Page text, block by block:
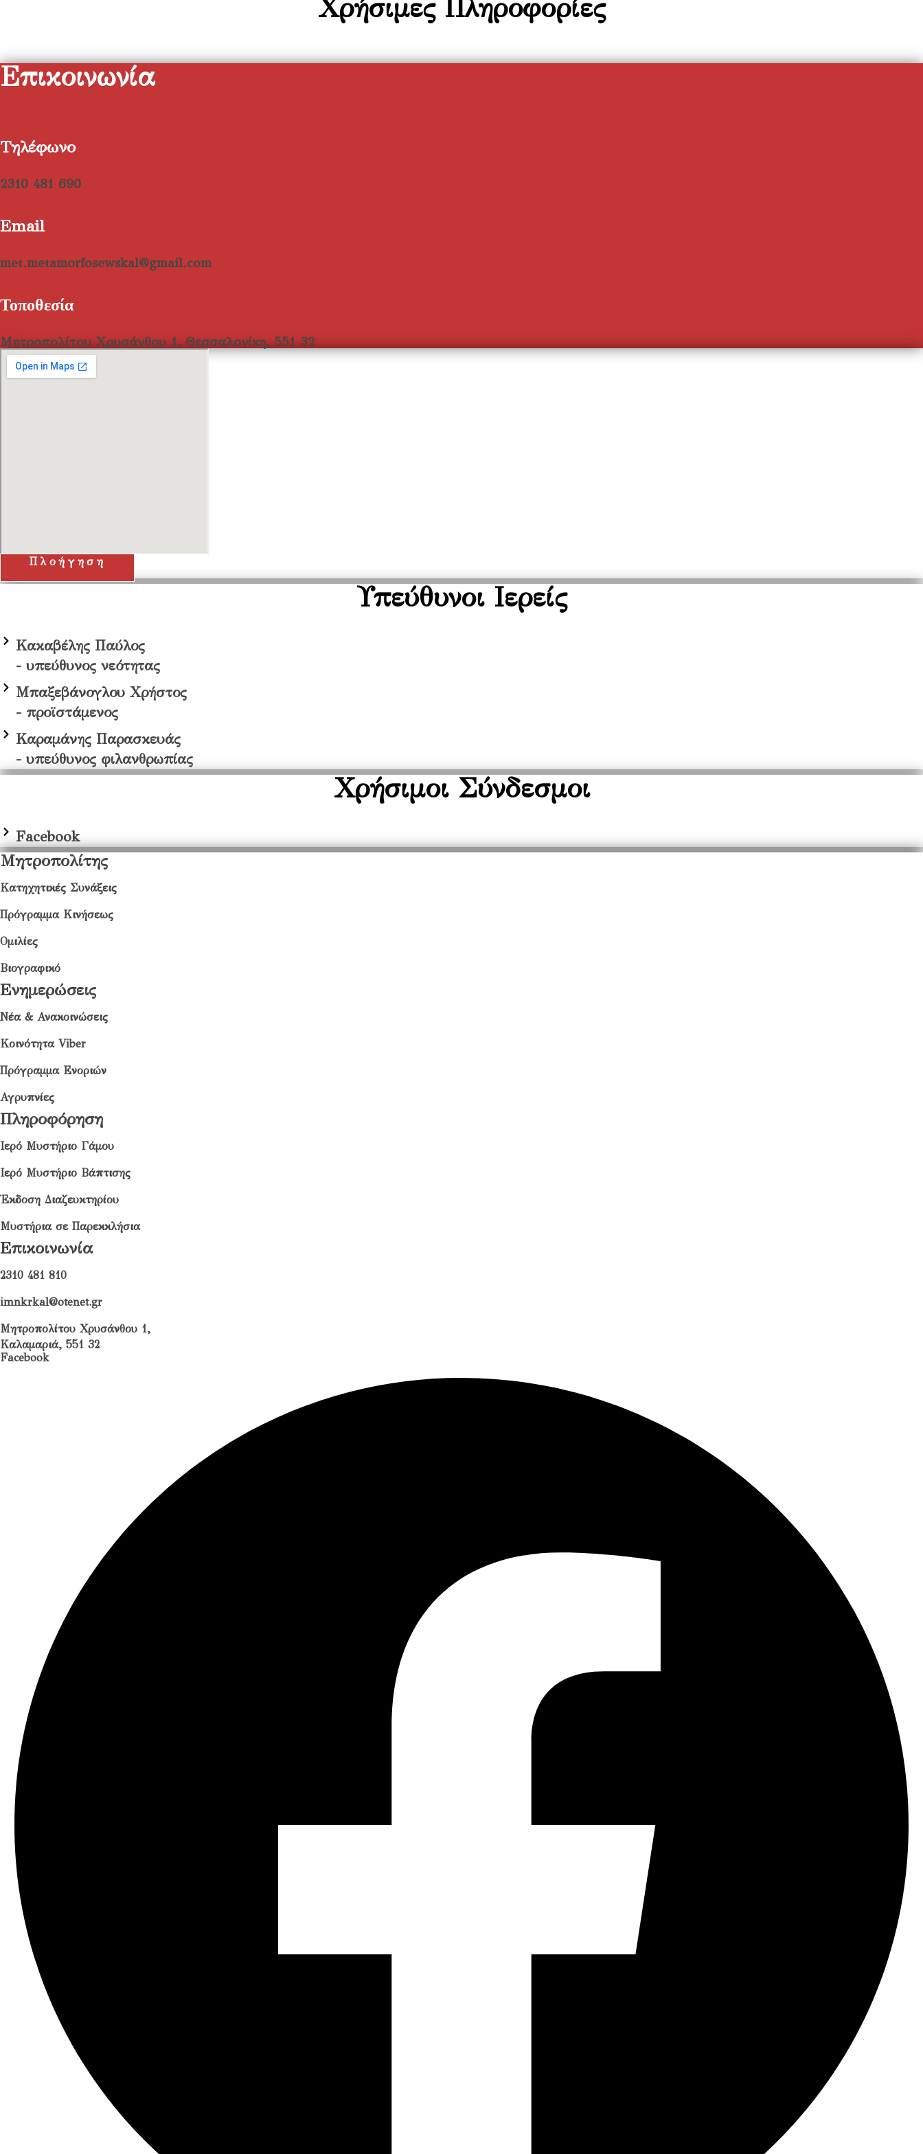
Χρήσιμες Πληροφορίες
Επικοινωνία
Τηλέφωνο
2310 481 690
Email
met.metamorfosewskal@gmail.com
Τοποθεσία
Μητροπολίτου Χρυσάνθου 1, Θεσσαλονίκη, 551 32
Πλοήγηση
Υπεύθυνοι Ιερείς
Κακαβέλης Παύλος
- υπεύθυνος νεότητας
Μπαξεβάνογλου Χρήστος
- προϊστάμενος
Καραμάνης Παρασκευάς
- υπεύθυνος φιλανθρωπίας
Χρήσιμοι Σύνδεσμοι
Facebook
Μητροπολίτης
Κατηχητικές Συνάξεις
Πρόγραμμα Κινήσεως
Ομιλίες
Βιογραφικό
Ενημερώσεις
Νέα & Ανακοινώσεις
Κοινότητα Viber
Πρόγραμμα Ενοριών
Αγρυπνίες
Πληροφόρηση
Ιερό Μυστήριο Γάμου
Ιερό Μυστήριο Βάπτισης
Έκδοση Διαζευκτηρίου
Μυστήρια σε Παρεκκλήσια
Επικοινωνία
2310 481 810
imnkrkal@otenet.gr
Μητροπολίτου Χρυσάνθου 1,
Καλαμαριά, 551 32
Facebook